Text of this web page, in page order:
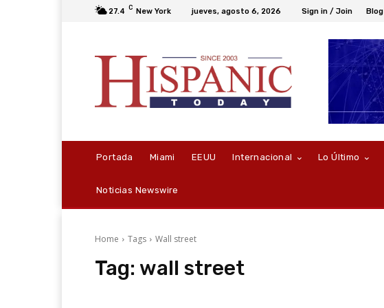
27.4 C New York jueves, agosto 6, 2026 Sign in / Join Blog
Portada Miami EEUU Internacional Lo Último
Noticias Newswire
Home Tags Wall street
Tag: wall street